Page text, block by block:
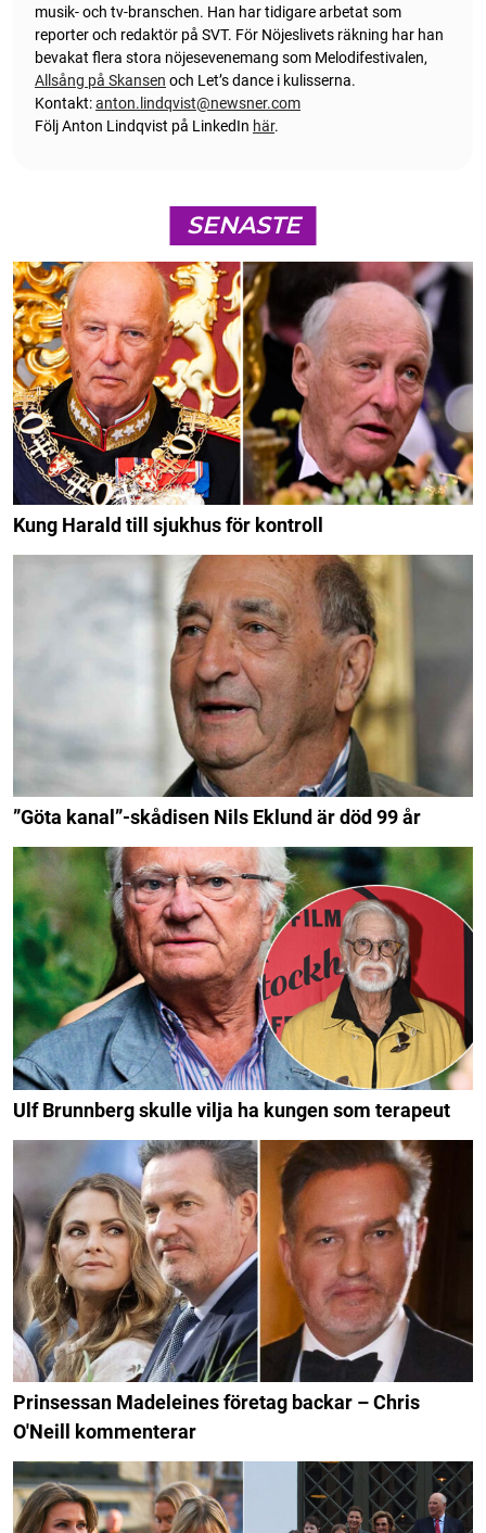
musik- och tv-branschen. Han har tidigare arbetat som
reporter och redaktör på SVT. För Nöjeslivets räkning har han
bevakat flera stora nöjesevenemang som Melodifestivalen,
Allsång på Skansen och Let’s dance i kulisserna.
Kontakt:anton.lindqvist@newsner.com
Följ Anton Lindqvist på LinkedIn här.
SENASTE
Kung Harald till sjukhus för kontroll
”Göta kanal”-skådisen Nils Eklund är död 99 år
Ulf Brunnberg skulle vilja ha kungen som terapeut
Prinsessan Madeleines företag backar – Chris
O'Neill kommenterar